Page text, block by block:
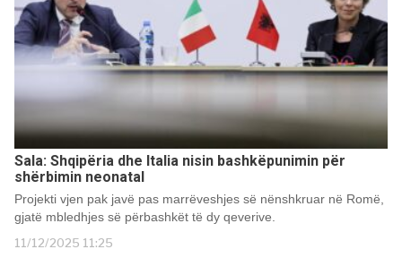
Sala: Shqipëria dhe Italia nisin bashkëpunimin për
shërbimin neonatal
Projekti vjen pak javë pas marrëveshjes së nënshkruar në Romë,
gjatë mbledhjes së përbashkët të dy qeverive.
11/12/2025 11:25